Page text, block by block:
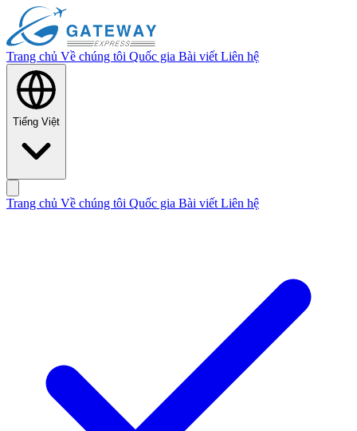
Trang chủ Về chúng tôi Quốc gia Bài viết Liên hệ
Tiếng Việt
Trang chủ Về chúng tôi Quốc gia Bài viết Liên hệ